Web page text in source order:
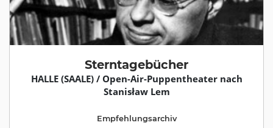
Sterntagebücher
HALLE (SAALE) / Open-Air-Puppentheater nach
Stanisław Lem
Empfehlungsarchiv